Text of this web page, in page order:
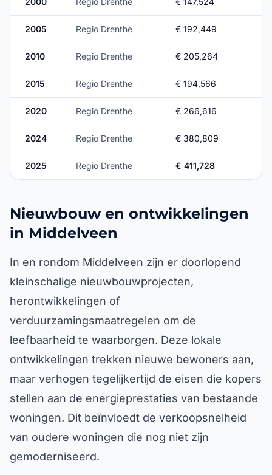
2005 Regio Drenthe € 192,449
2010 Regio Drenthe € 205,264
2015 Regio Drenthe € 194,566
2020 Regio Drenthe € 266,616
2024 Regio Drenthe € 380,809
2025 Regio Drenthe € 411,728
Nieuwbouw en ontwikkelingen
in Middelveen
In en rondom Middelveen zijn er doorlopend
kleinschalige nieuwbouwprojecten,
herontwikkelingen of
verduurzamingsmaatregelen om de
leefbaarheid te waarborgen. Deze lokale
ontwikkelingen trekken nieuwe bewoners aan,
maar verhogen tegelijkertijd de eisen die kopers
stellen aan de energieprestaties van bestaande
woningen. Dit beïnvloedt de verkoopsnelheid
van oudere woningen die nog niet zijn
gemoderniseerd.